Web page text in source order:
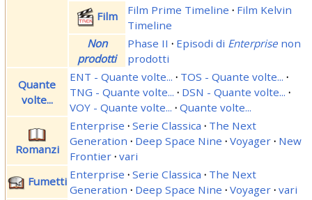
Film
Film Prime Timeline · Film Kelvin
Timeline
Non
prodotti
Phase II · Episodi di Enterprisenon
prodotti
Quante
volte...
ENT - Quante volte... · TOS - Quante volte... ·
TNG - Quante volte... · DSN - Quante volte... ·
VOY - Quante volte... · Quante volte...
Romanzi
Enterprise · Serie Classica · The Next
Generation · Deep Space Nine · Voyager · New
Frontier · vari
Fumetti Enterprise · Serie Classica · The Next
Generation · Deep Space Nine · Voyager · vari